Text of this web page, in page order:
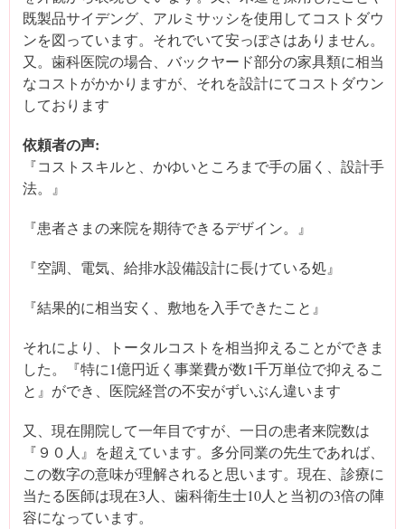
既製品サイデング、アルミサッシを使用してコストダウ
ンを図っています。それでいて安っぽさはありません。
又。歯科医院の場合、バックヤード部分の家具類に相当
なコストがかかりますが、それを設計にてコストダウン
しております
依頼者の声:
『コストスキルと、かゆいところまで手の届く、設計手
法。』
『患者さまの来院を期待できるデザイン。』
『空調、電気、給排水設備設計に長けている処』
『結果的に相当安く、敷地を入手できたこと』
それにより、トータルコストを相当抑えることができま
した。『特に1億円近く事業費が数1千万単位で抑えるこ
と』ができ、医院経営の不安がずいぶん違います
又、現在開院して一年目ですが、一日の患者来院数は
『９０人』を超えています。多分同業の先生であれば、
この数字の意味が理解されると思います。現在、診療に
当たる医師は現在3人、歯科衛生士10人と当初の3倍の陣
容になっています。